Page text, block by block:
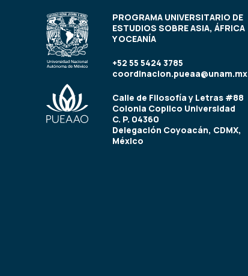
PROGRAMA UNIVERSITARIO DE
ESTUDIOS SOBRE ASIA, ÁFRICA
Y OCEANÍA
+52 55 5424 3785
coordinacion.pueaa@unam.mx
Calle de Filosofía y Letras #88
Colonia Copilco Universidad
C. P. 04360
Delegación Coyoacán, CDMX,
México